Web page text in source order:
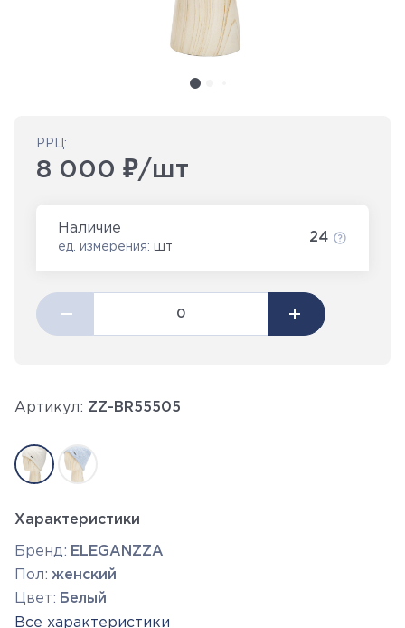
Артикул: ZZ-BR55505
Характеристики
Бренд: ELEGANZZA
Пол: женский
Цвет: Белый
Все характеристики
РРЦ:
8 000 ₽/шт
Наличие
ед. измерения: шт
24